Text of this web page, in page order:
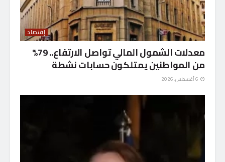
إقتصاد
معدلات الشمول المالي تواصل الارتفاع.. 79%
من المواطنين يمتلكون حسابات نشطة